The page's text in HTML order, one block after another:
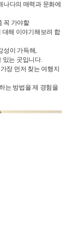
나다의 매력과 문화에
꼭 가야할
대해 이야기해보려 합
성이 가득해,
있는 곳입니다.
장 먼저 찾는 여행지
는 방법을 제 경험을